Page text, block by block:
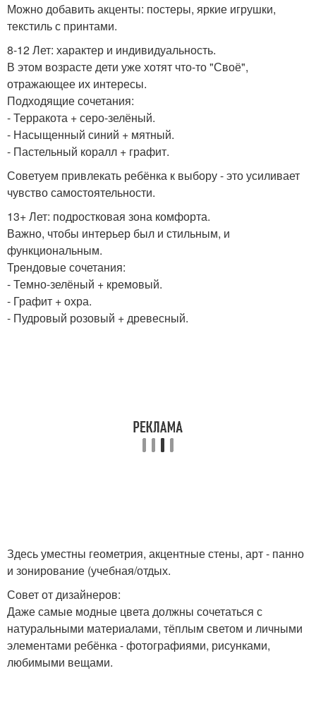
Можно добавить акценты: постеры, яркие игрушки,
текстиль с принтами.
8-12 Лет: характер и индивидуальность.
В этом возрасте дети уже хотят что-то "Своё",
отражающее их интересы.
Подходящие сочетания:
- Терракота + серо-зелёный.
- Насыщенный синий + мятный.
- Пастельный коралл + графит.
Советуем привлекать ребёнка к выбору - это усиливает
чувство самостоятельности.
13+ Лет: подростковая зона комфорта.
Важно, чтобы интерьер был и стильным, и
функциональным.
Трендовые сочетания:
- Темно-зелёный + кремовый.
- Графит + охра.
- Пудровый розовый + древесный.
Здесь уместны геометрия, акцентные стены, арт - панно
и зонирование (учебная/отдых.
Совет от дизайнеров:
Даже самые модные цвета должны сочетаться с
натуральными материалами, тёплым светом и личными
элементами ребёнка - фотографиями, рисунками,
любимыми вещами.